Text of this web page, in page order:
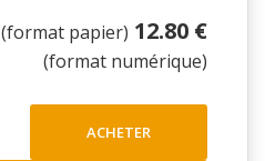
(format papier) 12.80 €
(format numérique)
ACHETER